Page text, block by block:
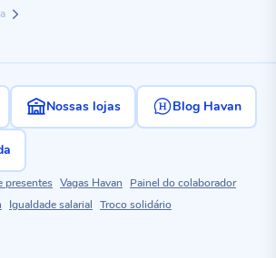
Nossas lojas Blog Havan
presentes Vagas Havan
Painel do colaborador
Igualdade salarial Troco solidário